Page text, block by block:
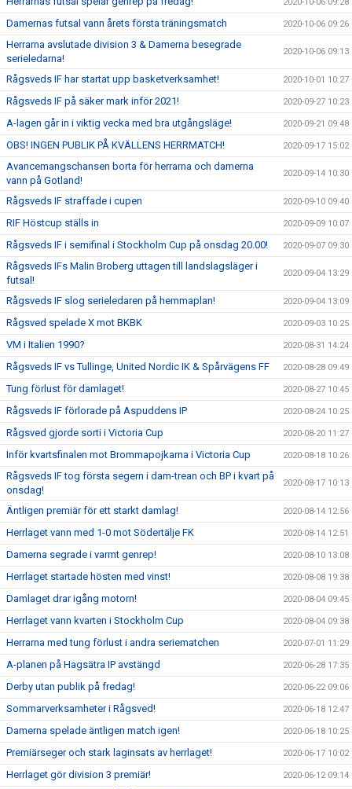
Damernas futsal vann årets första träningsmatch 2020-10-06 09:26
Herrarna avslutade division 3 & Damerna besegrade
serieledarna!
2020-10-06 09:13
Rågsveds IF har startat upp basketverksamhet! 2020-10-01 10:27
Rågsveds IF på säker mark inför 2021! 2020-09-27 10:23
A-lagen går in i viktig vecka med bra utgångsläge! 2020-09-21 09:48
OBS! INGEN PUBLIK PÅ KVÄLLENS HERRMATCH! 2020-09-17 15:02
Avancemangschansen borta för herrarna och damerna
vann på Gotland!
2020-09-14 10:30
Rågsveds IF straffade i cupen 2020-09-10 09:40
RIF Höstcup ställs in 2020-09-09 10:07
Rågsveds IF i semifinal i Stockholm Cup på onsdag 20.00! 2020-09-07 09:30
Rågsveds IFs Malin Broberg uttagen till landslagsläger i
futsal!
2020-09-04 13:29
Rågsveds IF slog serieledaren på hemmaplan! 2020-09-04 13:09
Rågsved spelade X mot BKBK 2020-09-03 10:25
VM i Italien 1990? 2020-08-31 14:24
Rågsveds IF vs Tullinge, United Nordic IK & Spårvägens FF 2020-08-28 09:49
Tung förlust för damlaget! 2020-08-27 10:45
Rågsveds IF förlorade på Aspuddens IP 2020-08-24 10:25
Rågsved gjorde sorti i Victoria Cup 2020-08-20 11:27
Inför kvartsfinalen mot Brommapojkarna i Victoria Cup 2020-08-18 10:26
Rågsveds IF tog första segern i dam-trean och BP i kvart på
onsdag!
2020-08-17 10:13
Äntligen premiär för ett starkt damlag! 2020-08-14 12:56
Herrlaget vann med 1-0 mot Södertälje FK 2020-08-14 12:51
Damerna segrade i varmt genrep! 2020-08-10 13:08
Herrlaget startade hösten med vinst! 2020-08-08 19:38
Damlaget drar igång motorn! 2020-08-04 09:45
Herrlaget vann kvarten i Stockholm Cup 2020-08-04 09:38
Herrarna med tung förlust i andra seriematchen 2020-07-01 11:29
A-planen på Hagsätra IP avstängd 2020-06-28 17:35
Derby utan publik på fredag! 2020-06-22 09:06
Sommarverksamheter i Rågsved! 2020-06-18 12:47
Damerna spelade äntligen match igen! 2020-06-18 10:25
Premiärseger och stark laginsats av herrlaget! 2020-06-17 10:02
Herrlaget gör division 3 premiär! 2020-06-12 09:14